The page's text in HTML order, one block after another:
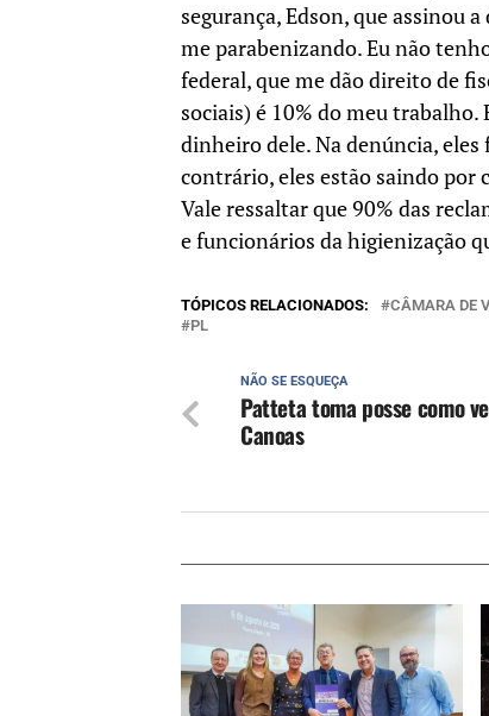
segurança, Edson, que assinou
me parabenizando. Eu não
federal, que me dão direito de
sociais) é 10% do meu
dinheiro dele. Na denúncia, eles
contrário, eles estão saindo por
Vale ressaltar que 90% das
e funcionários da higienização
TÓPICOS RELACIONADOS: CÂMARA DE
PL
NÃO SE ESQUEÇA
Patteta toma posse como
Canoas